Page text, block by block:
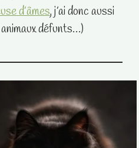
d’âmes, j’ai donc aussi
défunts…)